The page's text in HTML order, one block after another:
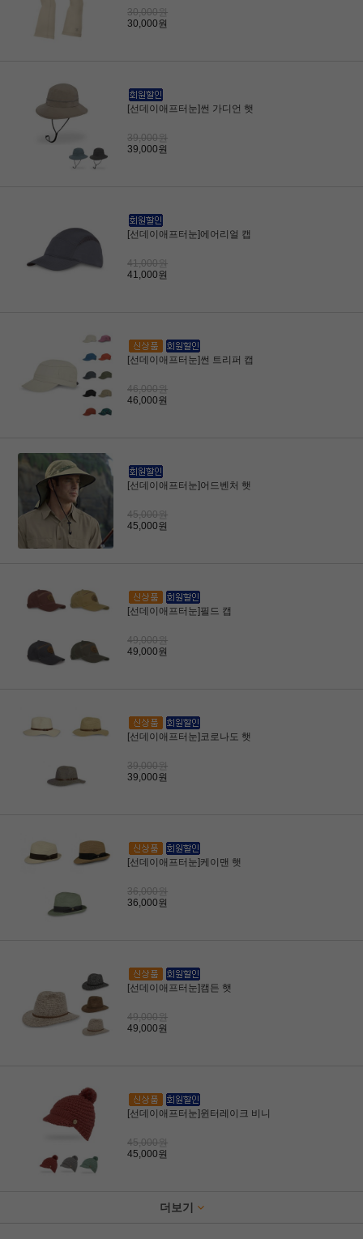
30,000원
30,000원
[선데이애프터눈]썬 가디언 햇
39,000원
39,000원
[선데이애프터눈]에어리얼 캡
41,000원
41,000원
[선데이애프터눈]썬 트리퍼 캡
46,000원
46,000원
[선데이애프터눈]어드벤처 햇
45,000원
45,000원
[선데이애프터눈]필드 캡
49,000원
49,000원
[선데이애프터눈]코로나도 햇
39,000원
39,000원
[선데이애프터눈]케이맨 햇
36,000원
36,000원
[선데이애프터눈]캠든 햇
49,000원
49,000원
[선데이애프터눈]윈터레이크 비니
45,000원
45,000원
더보기